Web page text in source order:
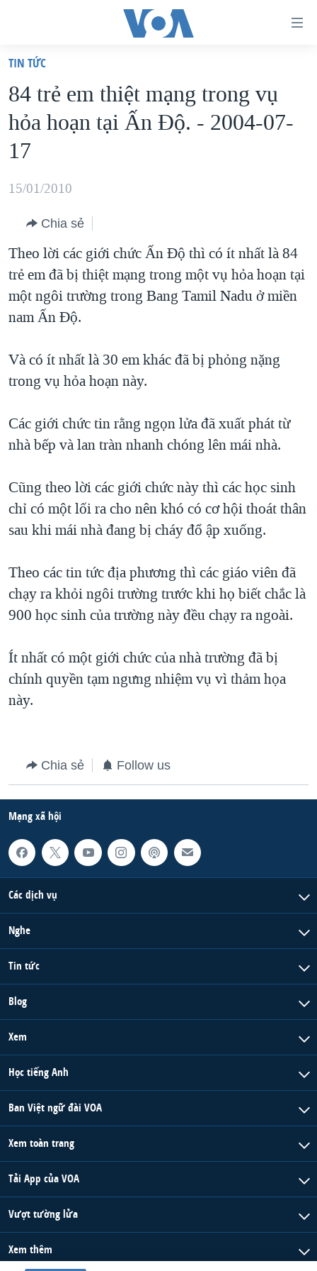
truy
cập
Tới
nội
chính
hướng
chính
Đi
tới
VIỆT NAM
HOA KỲ
BIỂN ĐÔNG
THẾ GIỚI
DIỄN ĐÀN
MỤC
TỰ DO BÁO CHÍ
VẠCH TRẦN TIN GIẢ
ĐỜI SỐNG
KINH TẾ
SỨC KHOẺ
THỂ THAO
GIÁO DỤC
CHUYÊN ĐỀ
CHIẾN TRANH THƯƠNG MẠI CỦA MỸ: QUÁ KHỨ VÀ HIỆN
TẠI
NGÀY TỊ NẠN THẾ GIỚI
TRỊNH VĨNH BÌNH - NGƯỜI HẠ 'BÊN THẮNG CUỘC'
CHI PHÍ CHIẾN TRANH AFGHANISTAN
CÁC GIÁ TRỊ CỘNG HÒA Ở VIỆT NAM
TRỊNH VĨNH BÌNH VS. CHÍNH PHỦ VIỆT NAM
NGƯ DÂN VIỆT VÀ LÀN SÓNG TRỘM HẢI SÂM
QUAN HỆ VIỆT MỸ
HỌC TIẾNG ANH
NGHE
TIN TỨC
84 trẻ em thiệt mạng trong vụ
hỏa hoạn tại Ấn Ðộ. - 2004-07-
17
15/01/2010
Chia sẻ
Theo lời các giới chức Ấn Độ thì có ít nhất là 84
trẻ em đã bị thiệt mạng trong một vụ hỏa hoạn tại
một ngôi trường trong Bang Tamil Nadu ở miền
nam Ấn Độ.
Và có ít nhất là 30 em khác đã bị phỏng nặng
trong vụ hỏa hoạn này.
Các giới chức tin rằng ngọn lửa đã xuất phát từ
nhà bếp và lan tràn nhanh chóng lên mái nhà.
Cũng theo lời các giới chức này thì các học sinh
chỉ có một lối ra cho nên khó có cơ hội thoát thân
sau khi mái nhà đang bị cháy đổ ập xuống.
Theo các tin tức địa phương thì các giáo viên đã
chạy ra khỏi ngôi trường trước khi họ biết chắc là
900 học sinh của trường này đều chạy ra ngoài.
Ít nhất có một giới chức của nhà trường đã bị
chính quyền tạm ngưng nhiệm vụ vì thảm họa
này.
Chia sẻ Follow us
Mạng xã hội
Các dịch vụ
Nghe
Tin tức
Blog
Xem
Học tiếng Anh
Ban Việt ngữ đài VOA
Xem toàn trang
Tải App của VOA
Vượt tường lửa
Xem thêm